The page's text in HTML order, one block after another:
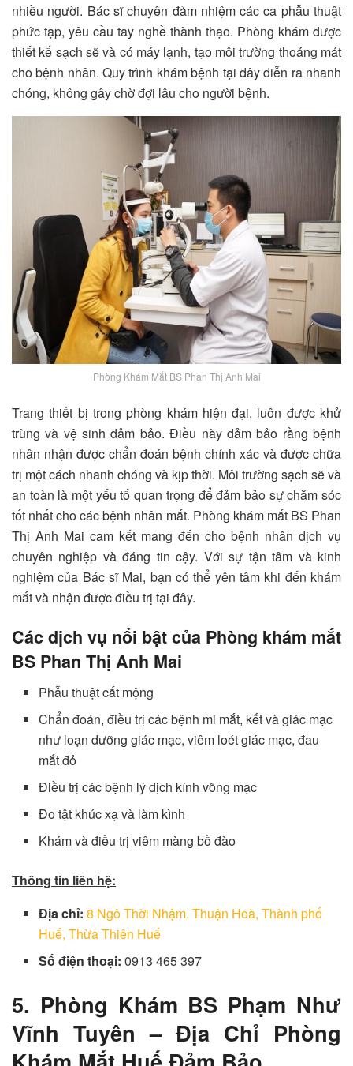
nhiều người. Bác sĩ chuyên đảm nhiệm các ca phẫu thuật
phức tạp, yêu cầu tay nghề thành thạo. Phòng khám được
thiết kế sạch sẽ và có máy lạnh, tạo môi trường thoáng mát
cho bệnh nhân. Quy trình khám bệnh tại đây diễn ra nhanh
chóng, không gây chờ đợi lâu cho người bệnh.
Phòng Khám Mắt BS Phan Thị Anh Mai
Trang thiết bị trong phòng khám hiện đại, luôn được khử
trùng và vệ sinh đảm bảo. Điều này đảm bảo rằng bệnh
nhân nhận được chẩn đoán bệnh chính xác và được chữa
trị một cách nhanh chóng và kịp thời. Môi trường sạch sẽ và
an toàn là một yếu tố quan trọng để đảm bảo sự chăm sóc
tốt nhất cho các bệnh nhân mắt. Phòng khám mắt BS Phan
Thị Anh Mai cam kết mang đến cho bệnh nhân dịch vụ
chuyên nghiệp và đáng tin cậy. Với sự tận tâm và kinh
nghiệm của Bác sĩ Mai, bạn có thể yên tâm khi đến khám
mắt và nhận được điều trị tại đây.
Các dịch vụ nổi bật của Phòng khám mắt
BS Phan Thị Anh Mai
Phẫu thuật cắt mộng
Chẩn đoán, điều trị các bệnh mi mắt, kết và giác mạc
như loạn dưỡng giác mạc, viêm loét giác mạc, đau
mắt đỏ
Điều trị các bệnh lý dịch kính võng mạc
Đo tật khúc xạ và làm kình
Khám và điều trị viêm màng bồ đào
Thông tin liên hệ:
Địa chỉ:8 Ngô Thời Nhậm, Thuận Hoà, Thành phố
Huế, Thừa Thiên Huế
Số điện thoại: 0913 465 397
5. Phòng Khám BS Phạm Như
Vĩnh Tuyên – Địa Chỉ Phòng